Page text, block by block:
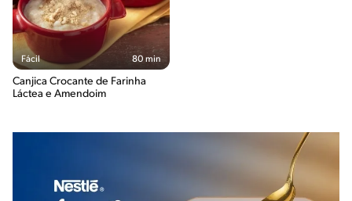
Fácil 80 min
Canjica Crocante de Farinha
Láctea e Amendoim